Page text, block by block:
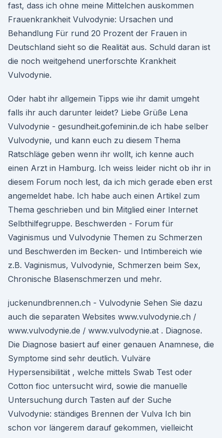
fast, dass ich ohne meine Mittelchen auskommen
Frauenkrankheit Vulvodynie: Ursachen und
Behandlung Für rund 20 Prozent der Frauen in
Deutschland sieht so die Realität aus. Schuld daran ist
die noch weitgehend unerforschte Krankheit
Vulvodynie.
Oder habt ihr allgemein Tipps wie ihr damit umgeht
falls ihr auch darunter leidet? Liebe Grüße Lena
Vulvodynie - gesundheit.gofeminin.de ich habe selber
Vulvodynie, und kann euch zu diesem Thema
Ratschläge geben wenn ihr wollt, ich kenne auch
einen Arzt in Hamburg. Ich weiss leider nicht ob ihr in
diesem Forum noch lest, da ich mich gerade eben erst
angemeldet habe. Ich habe auch einen Artikel zum
Thema geschrieben und bin Mitglied einer Internet
Selbthilfegruppe. Beschwerden - Forum für
Vaginismus und Vulvodynie Themen zu Schmerzen
und Beschwerden im Becken- und Intimbereich wie
z.B. Vaginismus, Vulvodynie, Schmerzen beim Sex,
Chronische Blasenschmerzen und mehr.
juckenundbrennen.ch - Vulvodynie Sehen Sie dazu
auch die separaten Websites www.vulvodynie.ch /
www.vulvodynie.de / www.vulvodynie.at . Diagnose.
Die Diagnose basiert auf einer genauen Anamnese, die
Symptome sind sehr deutlich. Vulväre
Hypersensibilität , welche mittels Swab Test oder
Cotton fioc untersucht wird, sowie die manuelle
Untersuchung durch Tasten auf der Suche
Vulvodynie: ständiges Brennen der Vulva Ich bin
schon vor längerem darauf gekommen, vielleicht